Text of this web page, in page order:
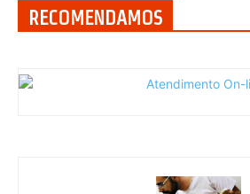
RECOMENDAMOS